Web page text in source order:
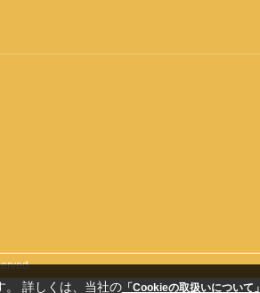
。 詳しくは、当社の「Cookieの取扱いについて」